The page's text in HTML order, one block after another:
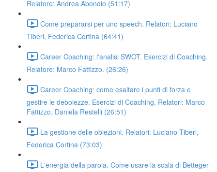
Relatore: Andrea Abondio (51:17)
Come prepararsi per uno speech. Relatori: Luciano
Tiberi, Federica Cortina (64:41)
Career Coaching: l'analisi SWOT. Esercizi di Coaching.
Relatore: Marco Fattizzo. (26:26)
Career Coaching: come esaltare i punti di forza e
gestire le debolezze. Esercizi di Coaching. Relatori: Marco
Fattizzo, Daniela Restelli (26:51)
La gestione delle obiezioni. Relatori: Luciano Tiberi,
Federica Cortina (73:03)
L'energia della parola. Come usare la scala di Betteger